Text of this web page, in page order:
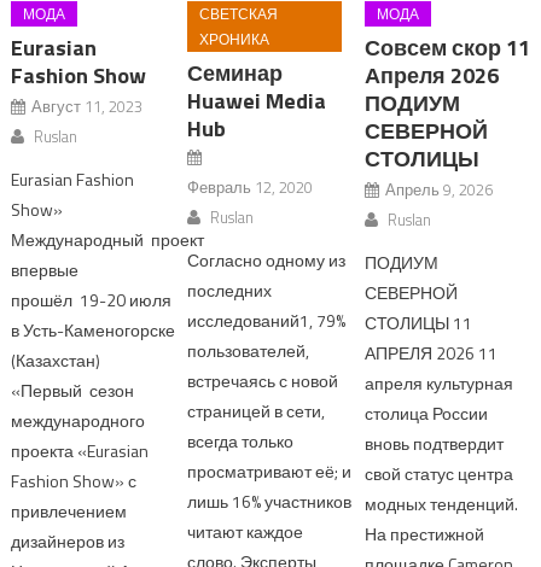
МОДА
Eurasian
Fashion Show
Август 11, 2023
Ruslan
Eurasian Fashion
Show»
Международный проект
впервые
прошёл 19-20 июля
в Усть-Каменогорске
(Казахстан)
«Первый сезон
международного
проекта «Eurasian
Fashion Show» с
привлечением
дизайнеров из
СВЕТСКАЯ
ХРОНИКА
Семинар
Huawei Media
Hub
Февраль 12, 2020
Ruslan
Согласно одному из
последних
исследований1, 79%
пользователей,
встречаясь с новой
страницей в сети,
всегда только
просматривают её; и
лишь 16% участников
читают каждое
слово. Эксперты
МОДА
Совсем скор 11
Апреля 2026
ПОДИУМ
СЕВЕРНОЙ
СТОЛИЦЫ
Апрель 9, 2026
Ruslan
ПОДИУМ
СЕВЕРНОЙ
СТОЛИЦЫ 11
АПРЕЛЯ 2026 11
апреля культурная
столица России
вновь подтвердит
свой статус центра
модных тенденций.
На престижной